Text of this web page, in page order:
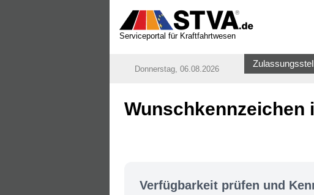
Serviceportal für Kraftfahrtwesen
Donnerstag, 06.08.2026
Wunschkennzeichen
Verfügbarkeit prüfen und